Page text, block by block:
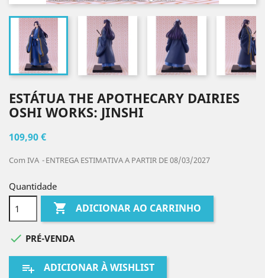
ESTÁTUA THE APOTHECARY DAIRIES
OSHI WORKS: JINSHI
109,90 €
Com IVA ENTREGA ESTIMATIVA A PARTIR DE 08/03/2027
Quantidade
 ADICIONAR AO CARRINHO
 PRÉ-VENDA
playlist_add ADICIONAR À WISHLIST